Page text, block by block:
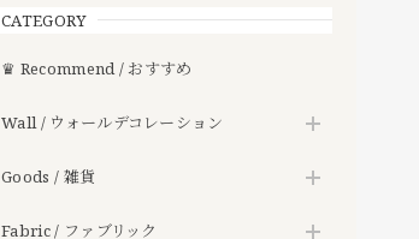
CATEGORY
♛ Recommend / おすすめ
Wall / ウォールデコレーション
Goods / 雑貨
Fabric / ファブリック